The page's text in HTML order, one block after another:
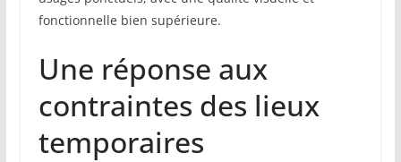
fonctionnelle bien supérieure.
Une réponse aux
contraintes des lieux
temporaires